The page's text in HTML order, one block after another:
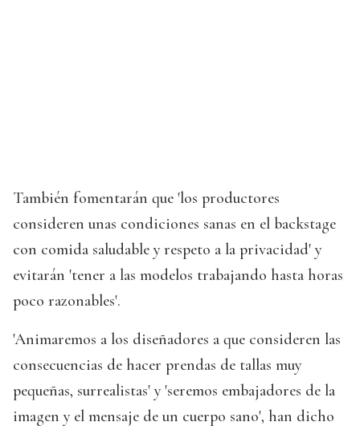
También fomentarán que 'los productores
consideren unas condiciones sanas en el backstage
con comida saludable y respeto a la privacidad' y
evitarán 'tener a las modelos trabajando hasta horas
poco razonables'.
'Animaremos a los diseñadores a que consideren las
consecuencias de hacer prendas de tallas muy
pequeñas, surrealistas' y 'seremos embajadores de la
imagen y el mensaje de un cuerpo sano', han dicho